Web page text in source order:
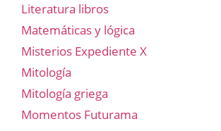
Literatura libros
Matemáticas y lógica
Misterios Expediente X
Mitología
Mitología griega
Momentos Futurama